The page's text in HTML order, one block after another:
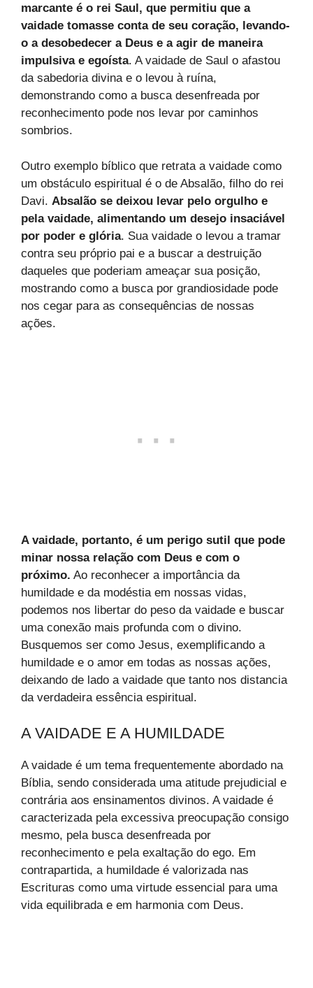
marcante é o rei Saul, que permitiu que a
vaidade tomasse conta de seu coração, levando-
o a desobedecer a Deus e a agir de maneira
impulsiva e egoísta. A vaidade de Saul o afastou
da sabedoria divina e o levou à ruína,
demonstrando como a busca desenfreada por
reconhecimento pode nos levar por caminhos
sombrios.
Outro exemplo bíblico que retrata a vaidade como
um obstáculo espiritual é o de Absalão, filho do rei
Davi. Absalão se deixou levar pelo orgulho e
pela vaidade, alimentando um desejo insaciável
por poder e glória. Sua vaidade o levou a tramar
contra seu próprio pai e a buscar a destruição
daqueles que poderiam ameaçar sua posição,
mostrando como a busca por grandiosidade pode
nos cegar para as consequências de nossas
ações.
A vaidade, portanto, é um perigo sutil que pode
minar nossa relação com Deus e com o
próximo. Ao reconhecer a importância da
humildade e da modéstia em nossas vidas,
podemos nos libertar do peso da vaidade e buscar
uma conexão mais profunda com o divino.
Busquemos ser como Jesus, exemplificando a
humildade e o amor em todas as nossas ações,
deixando de lado a vaidade que tanto nos distancia
da verdadeira essência espiritual.
A VAIDADE E A HUMILDADE
A vaidade é um tema frequentemente abordado na
Bíblia, sendo considerada uma atitude prejudicial e
contrária aos ensinamentos divinos. A vaidade é
caracterizada pela excessiva preocupação consigo
mesmo, pela busca desenfreada por
reconhecimento e pela exaltação do ego. Em
contrapartida, a humildade é valorizada nas
Escrituras como uma virtude essencial para uma
vida equilibrada e em harmonia com Deus.